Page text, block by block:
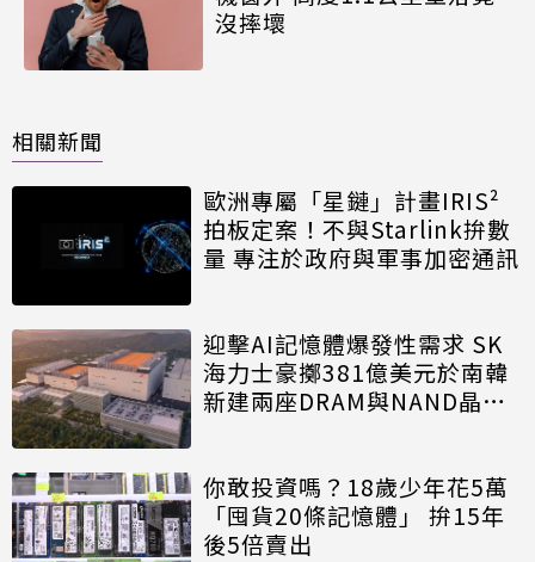
沒摔壞
相關新聞
歐洲專屬「星鏈」計畫IRIS²
拍板定案！不與Starlink拚數
量 專注於政府與軍事加密通訊
迎擊AI記憶體爆發性需求 SK
海力士豪擲381億美元於南韓
新建兩座DRAM與NAND晶圓
你敢投資嗎？18歲少年花5萬
「囤貨20條記憶體」 拚15年
後5倍賣出